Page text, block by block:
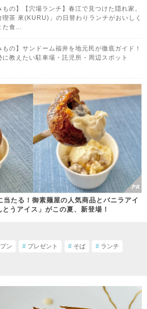
もの】【穴場ランチ】春江で見つけた隠れ家。
喫茶 來(KURU)」の日替わりランチがおいしく
た食...
もの】サンドーム福井を地元民が徹底ガイド！
に教えたい駐車場・託児所・周辺スポット
当たる！御素麺屋の人気商品とバニラアイ
うアイス」がこの夏、新登場！
ン # プレゼント # そば # ランチ